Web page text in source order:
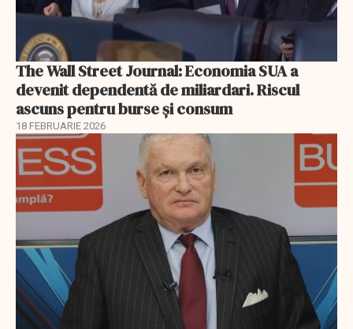
The Wall Street Journal: Economia SUA a
devenit dependentă de miliardari. Riscul
ascuns pentru burse și consum
18 FEBRUARIE 2026
EXCLUSIV